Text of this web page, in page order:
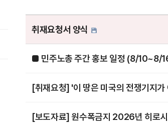
취재요청서 양식
■ 민주노총 주간 홍보 일정 (8/10~8/
[취재요청] '이 땅은 미국의 전쟁기지
[보도자료] 원수폭금지 2026년 히로